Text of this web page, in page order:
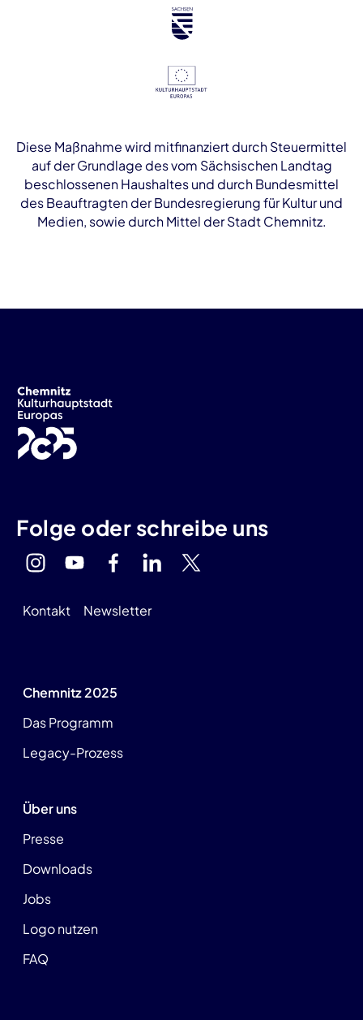
Diese Maßnahme wird mitfinanziert durch Steuermittel
auf der Grundlage des vom Sächsischen Landtag
beschlossenen Haushaltes und durch Bundesmittel
des Beauftragten der Bundesregierung für Kultur und
Medien, sowie durch Mittel der Stadt Chemnitz.
Folge oder schreibe uns
Kontakt Newsletter
Chemnitz 2025
Das Programm
Legacy-Prozess
Über uns
Presse
Downloads
Jobs
Logo nutzen
FAQ